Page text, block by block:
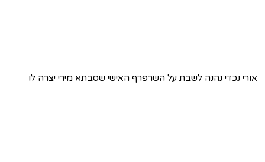
אורי נכדי נהנה לשבת על השרפרף האישי שסבתא מירי יצרה לו